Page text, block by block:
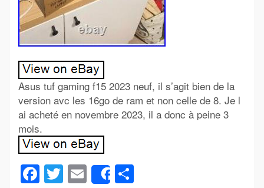
Asus tuf gaming f15 2023 neuf, il s’agit bien de la
version avc les 16go de ram et non celle de 8. Je l
ai acheté en novembre 2023, il a donc à peine 3
mois.
Facebook
Twitter
Email
Share